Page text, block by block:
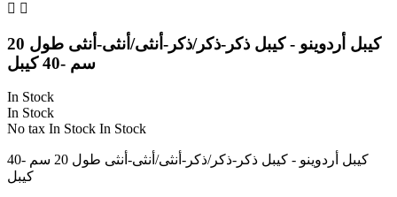
 
كيبل أردوينو - كيبل ذكر-ذكر/ذكر-أنثى/أنثى-أنثى طول 20
سم -40 كيبل
In Stock
In Stock
No tax In Stock In Stock
كيبل أردوينو - كيبل ذكر-ذكر/ذكر-أنثى/أنثى-أنثى طول 20 سم -40
كيبل